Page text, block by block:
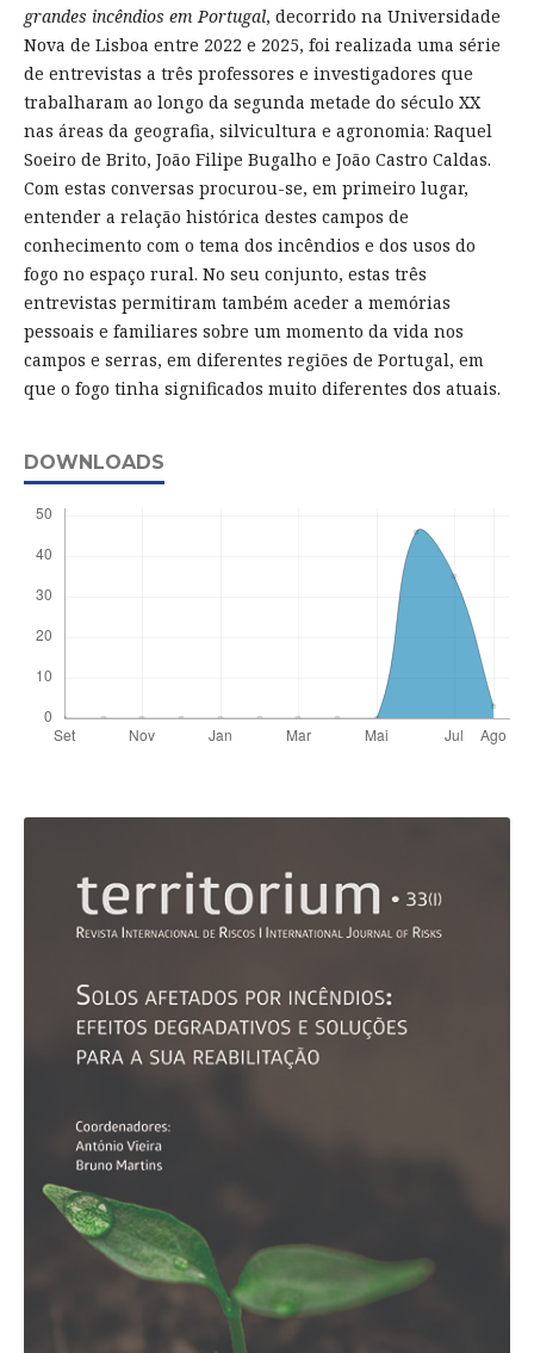
grandes incêndios em Portugal, decorrido na Universidade
Nova de Lisboa entre 2022 e 2025, foi realizada uma série
de entrevistas a três professores e investigadores que
trabalharam ao longo da segunda metade do século XX
nas áreas da geografia, silvicultura e agronomia: Raquel
Soeiro de Brito, João Filipe Bugalho e João Castro Caldas.
Com estas conversas procurou-se, em primeiro lugar,
entender a relação histórica destes campos de
conhecimento com o tema dos incêndios e dos usos do
fogo no espaço rural. No seu conjunto, estas três
entrevistas permitiram também aceder a memórias
pessoais e familiares sobre um momento da vida nos
campos e serras, em diferentes regiões de Portugal, em
que o fogo tinha significados muito diferentes dos atuais.
DOWNLOADS